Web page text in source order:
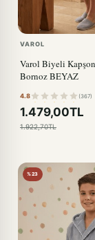
VAROL
Varol Biyeli
Bornoz BEYAZ
4.8 (367)
1.479,00TL
1.922,70TL
%23